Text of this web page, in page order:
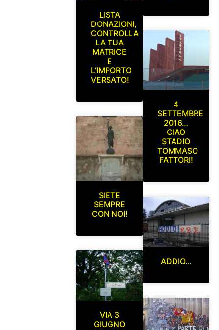
LISTA
DONAZIONI,
CONTROLLA
LA TUA
MATRICE
E
L’IMPORTO
VERSATO!
SIETE
SEMPRE
CON NOI!
VIA 3
GIUGNO
4
SETTEMBRE
2016…
CIAO
STADIO
TOMMASO
FATTORI!
ADDIO…